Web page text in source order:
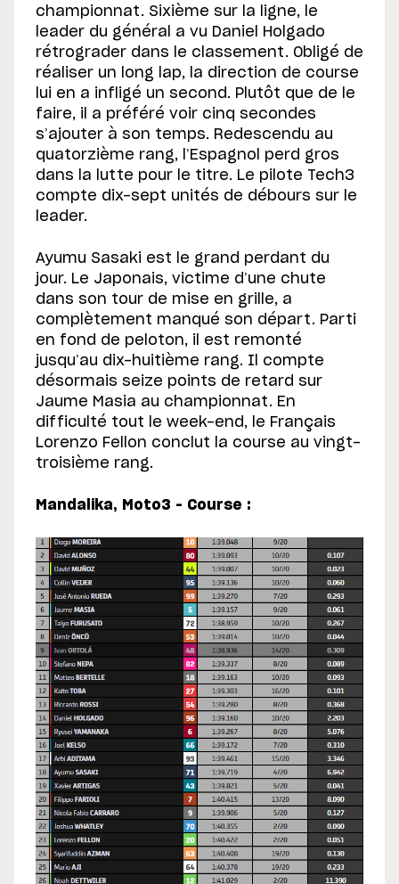
championnat. Sixième sur la ligne, le
leader du général a vu Daniel Holgado
rétrograder dans le classement. Obligé de
réaliser un long lap, la direction de course
lui en a infligé un second. Plutôt que de le
faire, il a préféré voir cinq secondes
s’ajouter à son temps. Redescendu au
quatorzième rang, l’Espagnol perd gros
dans la lutte pour le titre. Le pilote Tech3
compte dix-sept unités de débours sur le
leader.
Ayumu Sasaki est le grand perdant du
jour. Le Japonais, victime d’une chute
dans son tour de mise en grille, a
complètement manqué son départ. Parti
en fond de peloton, il est remonté
jusqu’au dix-huitième rang. Il compte
désormais seize points de retard sur
Jaume Masia au championnat. En
difficulté tout le week-end, le Français
Lorenzo Fellon conclut la course au vingt-
troisième rang.
Mandalika, Moto3 – Course :